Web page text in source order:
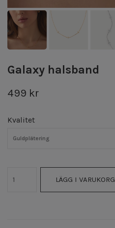
Galaxy halsband
499 kr
Kvalitet
Guldplätering
LÄGG I VARUKORG